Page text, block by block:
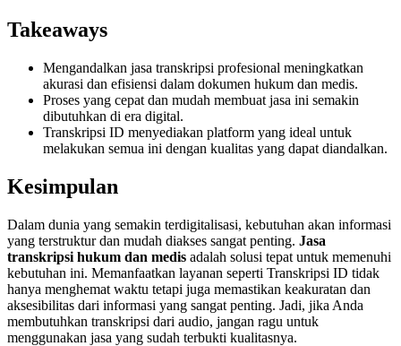
Takeaways
Mengandalkan jasa transkripsi profesional meningkatkan
akurasi dan efisiensi dalam dokumen hukum dan medis.
Proses yang cepat dan mudah membuat jasa ini semakin
dibutuhkan di era digital.
Transkripsi ID menyediakan platform yang ideal untuk
melakukan semua ini dengan kualitas yang dapat diandalkan.
Kesimpulan
Dalam dunia yang semakin terdigitalisasi, kebutuhan akan informasi
yang terstruktur dan mudah diakses sangat penting. Jasa
transkripsi hukum dan medis adalah solusi tepat untuk memenuhi
kebutuhan ini. Memanfaatkan layanan seperti Transkripsi ID tidak
hanya menghemat waktu tetapi juga memastikan keakuratan dan
aksesibilitas dari informasi yang sangat penting. Jadi, jika Anda
membutuhkan transkripsi dari audio, jangan ragu untuk
menggunakan jasa yang sudah terbukti kualitasnya.